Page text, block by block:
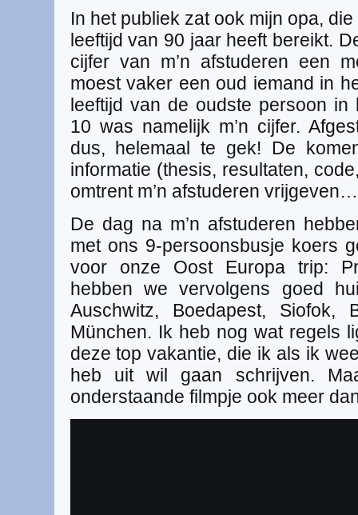
In het publiek zat ook mijn opa,
leeftijd van 90 jaar heeft bereikt.
cijfer van m’n afstuderen een
moest vaker een oud iemand in
leeftijd van de oudste persoon in
10 was namelijk m’n cijfer.
dus, helemaal te gek! De
informatie (thesis, resultaten,
omtrent m’n afstuderen vrijgeven…
De dag na m’n afstuderen
met ons 9-persoonsbusje koers
voor onze Oost Europa trip:
hebben we vervolgens goed
Auschwitz, Boedapest, Siofok,
München. Ik heb nog wat regels
deze top vakantie, die ik als ik
heb uit wil gaan schrijven.
onderstaande filmpje ook meer